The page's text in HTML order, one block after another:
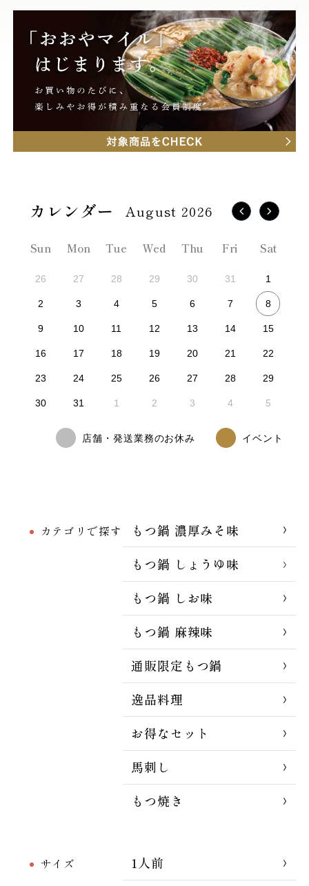
カテゴリで探す
もつ鍋 濃厚みそ味
もつ鍋 しょうゆ味
もつ鍋 しお味
もつ鍋 麻辣味
通販限定もつ鍋
逸品料理
お得なセット
馬刺し
もつ焼き
サイズ
1人前
August 2026
Sun Mon Tue Wed Thu Fri Sat
26 27 28 29 30 31 1
2 3 4 5 6 7 8
9 10 11 12 13 14 15
16 17 18 19 20 21 22
23 24 25 26 27 28 29
30 31 1 2 3 4 5
店舗・発送業務のお休み イベント